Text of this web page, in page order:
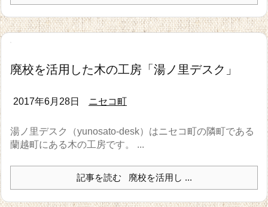
廃校を活用した木の工房「湯ノ里デスク」
2017年6月28日 ニセコ町
湯ノ里デスク（yunosato-desk）はニセコ町の隣町である
蘭越町にある木の工房です。 ...
記事を読む 廃校を活用し ...